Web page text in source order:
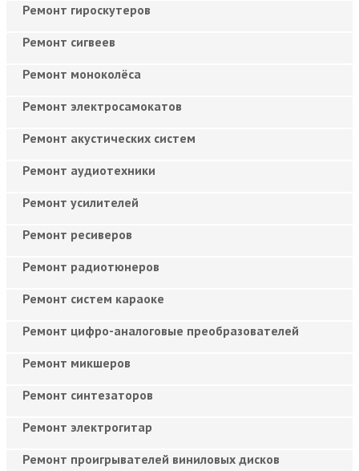
Ремонт гироскутеров
Ремонт сигвеев
Ремонт моноколёса
Ремонт электросамокатов
Ремонт акустических систем
Ремонт аудиотехники
Ремонт усилителей
Ремонт ресиверов
Ремонт радиотюнеров
Ремонт систем караоке
Ремонт цифро-аналоговые преобразователей
Ремонт микшеров
Ремонт синтезаторов
Ремонт электрогитар
Ремонт проигрывателей виниловых дисков